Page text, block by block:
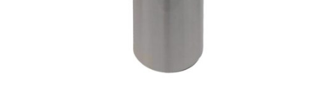
Listas de Precios